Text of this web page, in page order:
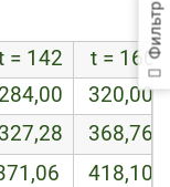
Фильтр
= 142
t = 160
284,00
320,00
327,28
368,76
418,10